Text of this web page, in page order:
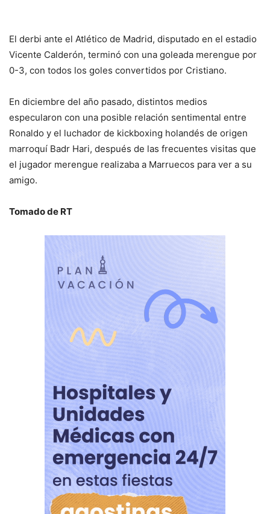
El derbi ante el Atlético de Madrid, disputado en el estadio
Vicente Calderón, terminó con una goleada merengue por
0-3, con todos los goles convertidos por Cristiano.
En diciembre del año pasado, distintos medios
especularon con una posible relación sentimental entre
Ronaldo y el luchador de kickboxing holandés de origen
marroquí Badr Hari, después de las frecuentes visitas que
el jugador merengue realizaba a Marruecos para ver a su
amigo.
Tomado de RT